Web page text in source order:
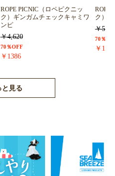
ROPE PICNIC（ロペピクニッ
ク）ギンガムチェックキャミワ
ンピ
￥4,620
70％OFF
￥1386
ROPE
ク）
￥
70％
￥
と見る